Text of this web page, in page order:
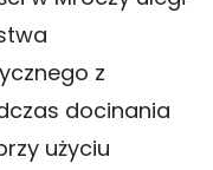
z
docinania
użyciu